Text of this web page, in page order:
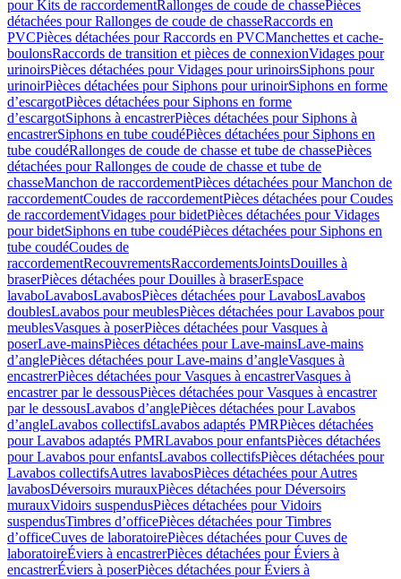
pour Kits de raccordementRallonges de coude de chassePièces
détachées pour Rallonges de coude de chasseRaccords en
PVCPièces détachées pour Raccords en PVCManchettes et cache-
boulonsRaccords de transition et pièces de connexionVidages pour
urinoirsPièces détachées pour Vidages pour urinoirsSiphons pour
urinoirPièces détachées pour Siphons pour urinoirSiphons en forme
d’escargotPièces détachées pour Siphons en forme
d’escargotSiphons à encastrerPièces détachées pour Siphons à
encastrerSiphons en tube coudéPièces détachées pour Siphons en
tube coudéRallonges de coude de chasse et tube de chassePièces
détachées pour Rallonges de coude de chasse et tube de
chasseManchon de raccordementPièces détachées pour Manchon de
raccordementCoudes de raccordementPièces détachées pour Coudes
de raccordementVidages pour bidetPièces détachées pour Vidages
pour bidetSiphons en tube coudéPièces détachées pour Siphons en
tube coudéCoudes de
raccordementRecouvrementsRaccordementsJointsDouilles à
braserPièces détachées pour Douilles à braserEspace
lavaboLavabosLavabosPièces détachées pour LavabosLavabos
doublesLavabos pour meublesPièces détachées pour Lavabos pour
meublesVasques à poserPièces détachées pour Vasques à
poserLave-mainsPièces détachées pour Lave-mainsLave-mains
d’anglePièces détachées pour Lave-mains d’angleVasques à
encastrerPièces détachées pour Vasques à encastrerVasques à
encastrer par le dessousPièces détachées pour Vasques à encastrer
par le dessousLavabos d’anglePièces détachées pour Lavabos
d’angleLavabos collectifsLavabos adaptés PMRPièces détachées
pour Lavabos adaptés PMRLavabos pour enfantsPièces détachées
pour Lavabos pour enfantsLavabos collectifsPièces détachées pour
Lavabos collectifsAutres lavabosPièces détachées pour Autres
lavabosDéversoirs murauxPièces détachées pour Déversoirs
murauxVidoirs suspendusPièces détachées pour Vidoirs
suspendusTimbres dʼofficePièces détachées pour Timbres
dʼofficeCuves de laboratoirePièces détachées pour Cuves de
laboratoireÉviers à encastrerPièces détachées pour Éviers à
encastrerÉviers à poserPièces détachées pour Éviers à